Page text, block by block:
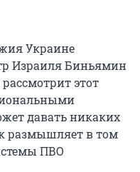
Украине
Израиля Биньямин
этот
давать никаких
размышляет в том
ПВО